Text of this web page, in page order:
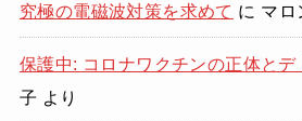
究極の電磁波対策を求めて に マロ
保護中: コロナワクチンの正体とデ
子 より